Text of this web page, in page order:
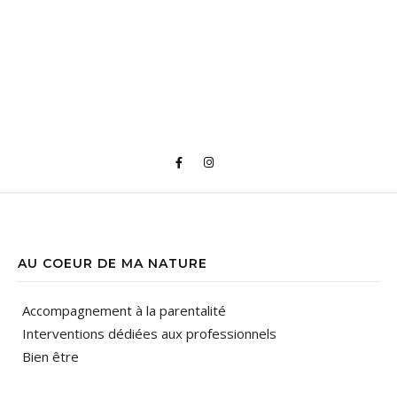
AU COEUR DE MA NATURE
Accompagnement à la parentalité
Interventions dédiées aux professionnels
Bien être